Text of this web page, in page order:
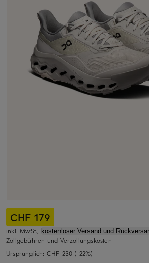
CHF 179
inkl. MwSt., kostenloser Versand und
Zollgebühren und Verzollungskosten
Ursprünglich: CHF 230 (-22%)